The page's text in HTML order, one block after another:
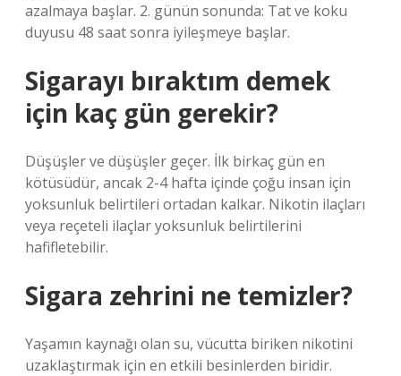
azalmaya başlar. 2. günün sonunda: Tat ve koku
duyusu 48 saat sonra iyileşmeye başlar.
Sigarayı bıraktım demek
için kaç gün gerekir?
Düşüşler ve düşüşler geçer. İlk birkaç gün en
kötüsüdür, ancak 2-4 hafta içinde çoğu insan için
yoksunluk belirtileri ortadan kalkar. Nikotin ilaçları
veya reçeteli ilaçlar yoksunluk belirtilerini
hafifletebilir.
Sigara zehrini ne temizler?
Yaşamın kaynağı olan su, vücutta biriken nikotini
uzaklaştırmak için en etkili besinlerden biridir.